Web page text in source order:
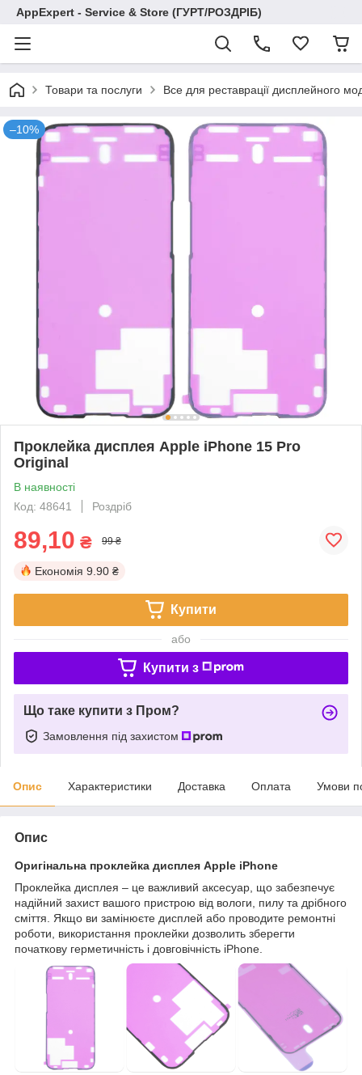
AppExpert - Service & Store (ГУРТ/РОЗДРІБ)
Товари та послуги Все для реставрації дисплейного
–10%
Проклейка дисплея Apple iPhone 15 Pro
Original
В наявності
Код: 48641
Роздріб
89,10 ₴ 99 ₴
Економія 9.90 ₴
Купити
або
Купити з
Що таке купити з Пром?
Замовлення під захистом
Опис Характеристики Доставка Оплата Умови
Опис
Оригінальна проклейка дисплея Apple iPhone
Проклейка дисплея – це важливий аксесуар, що забезпечує
надійний захист вашого пристрою від вологи, пилу та дрібного
сміття. Якщо ви замінюєте дисплей або проводите ремонтні
роботи, використання проклейки дозволить зберегти
початкову герметичність і довговічність iPhone.